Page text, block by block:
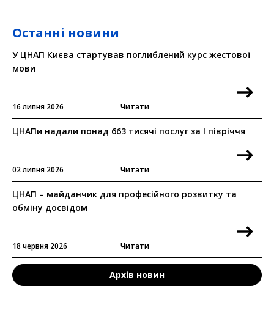
Останні новини
У ЦНАП Києва стартував поглиблений курс жестової
мови
16 липня 2026 Читати
ЦНАПи надали понад 663 тисячі послуг за I півріччя
02 липня 2026 Читати
ЦНАП – майданчик для професійного розвитку та
обміну досвідом
18 червня 2026 Читати
Архів новин